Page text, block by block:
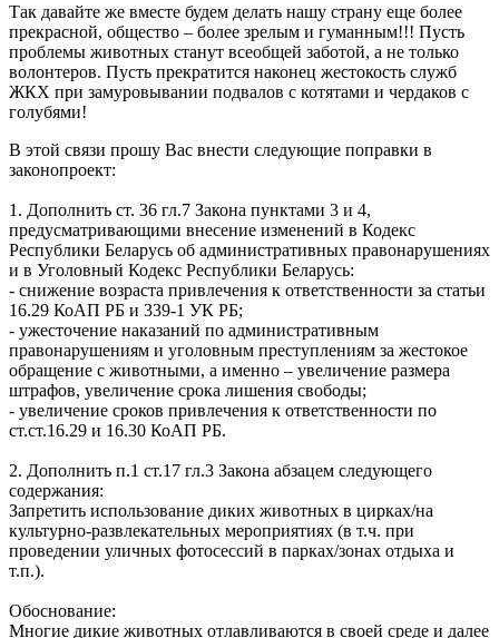
Так давайте же вместе будем делать нашу страну еще более
прекрасной, общество – более зрелым и гуманным!!! Пусть
проблемы животных станут всеобщей заботой, а не только
волонтеров. Пусть прекратится наконец жестокость служб
ЖКХ при замуровывании подвалов с котятами и чердаков с
голубями!
В этой связи прошу Вас внести следующие поправки в
законопроект:
1. Дополнить ст. 36 гл.7 Закона пунктами 3 и 4,
предусматривающими внесение изменений в Кодекс
Республики Беларусь об административных правонарушениях
и в Уголовный Кодекс Республики Беларусь:
- снижение возраста привлечения к ответственности за статьи
16.29 КоАП РБ и 339-1 УК РБ;
- ужесточение наказаний по административным
правонарушениям и уголовным преступлениям за жестокое
обращение с животными, а именно – увеличение размера
штрафов, увеличение срока лишения свободы;
- увеличение сроков привлечения к ответственности по
ст.ст.16.29 и 16.30 КоАП РБ.
2. Дополнить п.1 ст.17 гл.3 Закона абзацем следующего
содержания:
Запретить использование диких животных в цирках/на
культурно-развлекательных мероприятиях (в т.ч. при
проведении уличных фотосессий в парках/зонах отдыха и
т.п.).
Обоснование:
Многие дикие животных отлавливаются в своей среде и далее